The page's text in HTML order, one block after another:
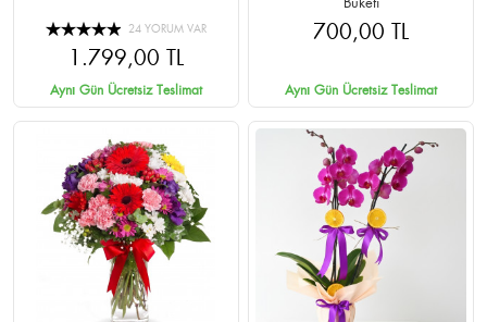
24 YORUM VAR
1.799,00 TL
Aynı Gün Ücretsiz Teslimat
700,00 TL
Aynı Gün Ücretsiz Teslimat